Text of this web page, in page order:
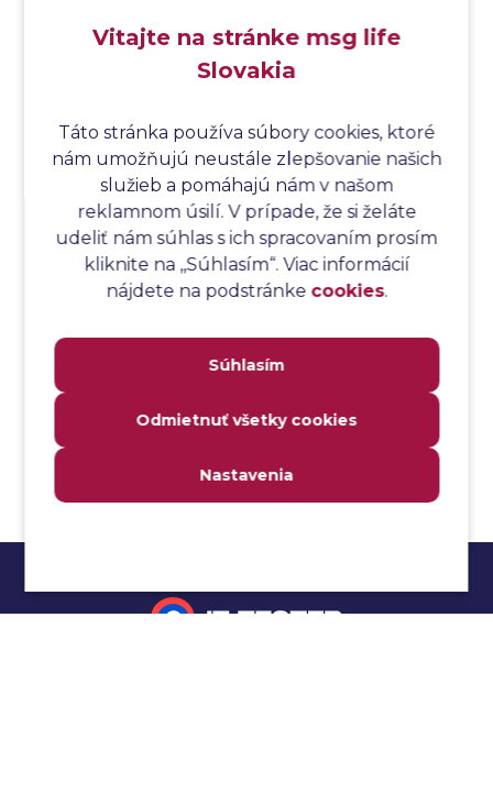
Analýza príčin a následkov
Analýza spôsobu a následkov zlyhania softvéru
Analýza stromu chýb
Analýza stromu chýb softvéru
Analýza testovacieho bodu
Analýza toku riadenia
Analýza toku údajov
Analýza webových stránok a inventár meraní
Analyzovateľnosť
Anti-malvér
Vitajte na stránke msg life
Slovakia
Táto stránka používa súbory cookies, ktoré
nám umožňujú neustále zlepšovanie našich
služieb a pomáhajú nám v našom
reklamnom úsilí. V prípade, že si želáte
udeliť nám súhlas s ich spracovaním prosím
kliknite na ,,Súhlasím“. Viac informácií
nájdete na podstránke cookies.
Súhlasím
Odmietnuť všetky cookies
Nastavenia